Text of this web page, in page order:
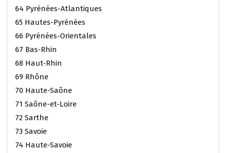
64 Pyrénées-Atlantiques
65 Hautes-Pyrénées
66 Pyrénées-Orientales
67 Bas-Rhin
68 Haut-Rhin
69 Rhône
70 Haute-Saône
71 Saône-et-Loire
72 Sarthe
73 Savoie
74 Haute-Savoie